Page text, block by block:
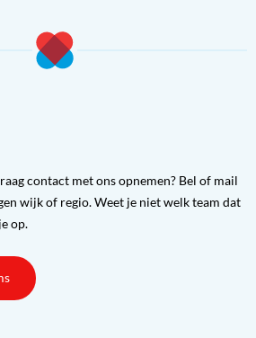
contact met ons opnemen? Bel of mail
wijk of regio. Weet je niet welk team dat
op.